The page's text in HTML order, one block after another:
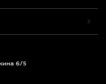
6/5